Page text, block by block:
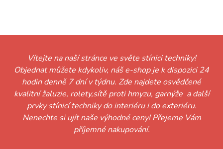
Vítejte na naší stránce ve světe stínici techniky!
Objednat můžete kdykoliv, náš e-shop je k dispozici 24
hodin denně 7 dní v týdnu. Zde najdete osvědčené
kvalitní žaluzie, rolety,sítě proti hmyzu, garnýže a další
prvky stínicí techniky do interiéru i do exteriéru.
Nenechte si ujít naše výhodné ceny! Přejeme Vám
příjemné nakupování.